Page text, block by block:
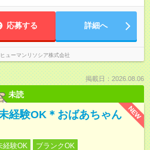
応募する 詳細へ
ヒューマンリソシア株式会社
掲載日：2026.08.06
未読
NEW
経験OK＊おばあちゃん
経験OK
ブランクOK